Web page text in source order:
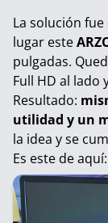
La solución
lugar este
pulgadas.
Full HD al lado
Resultado:
utilidad y un
la idea y se
Es este de aquí: